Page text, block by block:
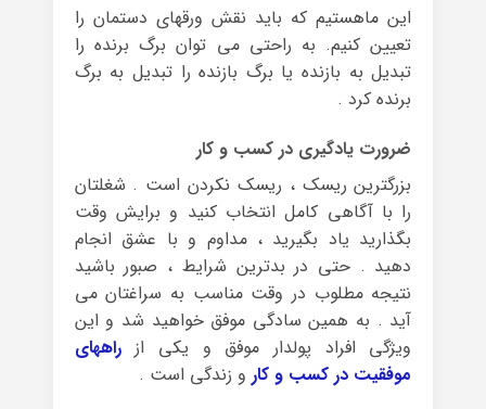
این ماهستیم که باید نقش ورقهای دستمان را
تعیین کنیم. به راحتی می توان برگ برنده را
تبدیل به بازنده یا برگ بازنده را تبدیل به برگ
برنده کرد .
ضرورت یادگیری در کسب و کار
بزرگترین ریسک ، ریسک نکردن است . شغلتان
را با آگاهی کامل انتخاب کنید و برایش وقت
بگذارید یاد بگیرید ، مداوم و با عشق انجام
دهید . حتی در بدترین شرایط ، صبور باشید
نتیجه مطلوب در وقت مناسب به سراغتان می
آید . به همین سادگی موفق خواهید شد و این
ویژگی افراد پولدار موفق و یکی ازراههای
موفقیت در کسب و کارو زندگی است .